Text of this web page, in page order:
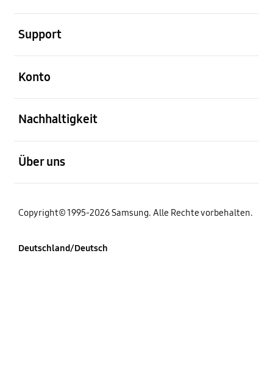
Support
Konto
Nachhaltigkeit
Über uns
Copyright© 1995-2026 Samsung. Alle Rechte vorbehalten.
Deutschland/Deutsch